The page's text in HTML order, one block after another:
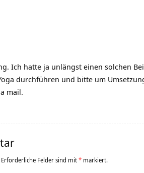
Ich hatte ja unlängst einen solchen
durchführen und bitte um
mail.
Erforderliche Felder sind mit* markiert.